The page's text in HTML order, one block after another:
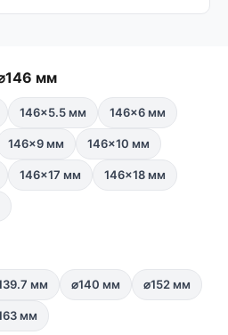
мм
146×5.5 мм 146×6 мм
146×9 мм 146×10 мм
146×17 мм 146×18 мм
мм ⌀140 мм ⌀152 мм
мм